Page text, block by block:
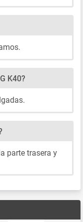
K40?
parte trasera y